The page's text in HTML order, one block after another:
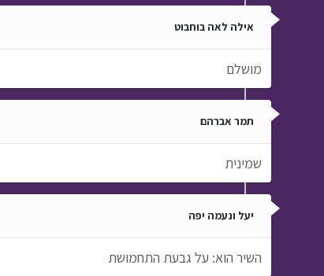
אילה לאה בוחבוט
מושלם
תמר אברהם
שמינית
יעל ונעמה יפה
השיר הוא: על גבעת התחמושת